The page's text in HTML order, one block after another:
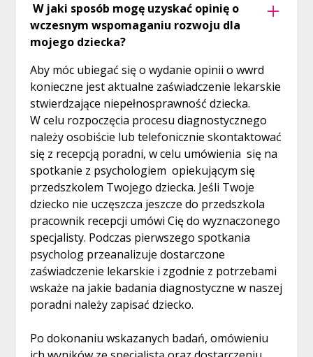
W jaki sposób mogę uzyskać opinię o
wczesnym wspomaganiu rozwoju dla
mojego dziecka?
Aby móc ubiegać się o wydanie opinii o wwrd
konieczne jest aktualne zaświadczenie lekarskie
stwierdzające niepełnosprawność dziecka.
W celu rozpoczęcia procesu diagnostycznego
należy osobiście lub telefonicznie skontaktować
się z recepcją poradni, w celu umówienia się na
spotkanie z psychologiem opiekującym się
przedszkolem Twojego dziecka. Jeśli Twoje
dziecko nie uczęszcza jeszcze do przedszkola
pracownik recepcji umówi Cię do wyznaczonego
specjalisty. Podczas pierwszego spotkania
psycholog przeanalizuje dostarczone
zaświadczenie lekarskie i zgodnie z potrzebami
wskaże na jakie badania diagnostyczne w naszej
poradni należy zapisać dziecko.
Po dokonaniu wskazanych badań, omówieniu